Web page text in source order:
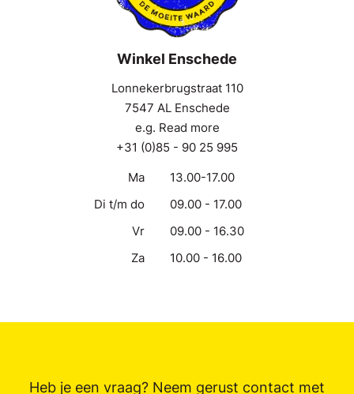
Winkel Enschede
Lonnekerbrugstraat 110
7547 AL Enschede
e.g. Read more
+31 (0)85 - 90 25 995
Ma
13.00-17.00
Di t/m do
09.00 - 17.00
Vr
09.00 - 16.30
Za
10.00 - 16.00
Heb je een vraag? Neem gerust contact met